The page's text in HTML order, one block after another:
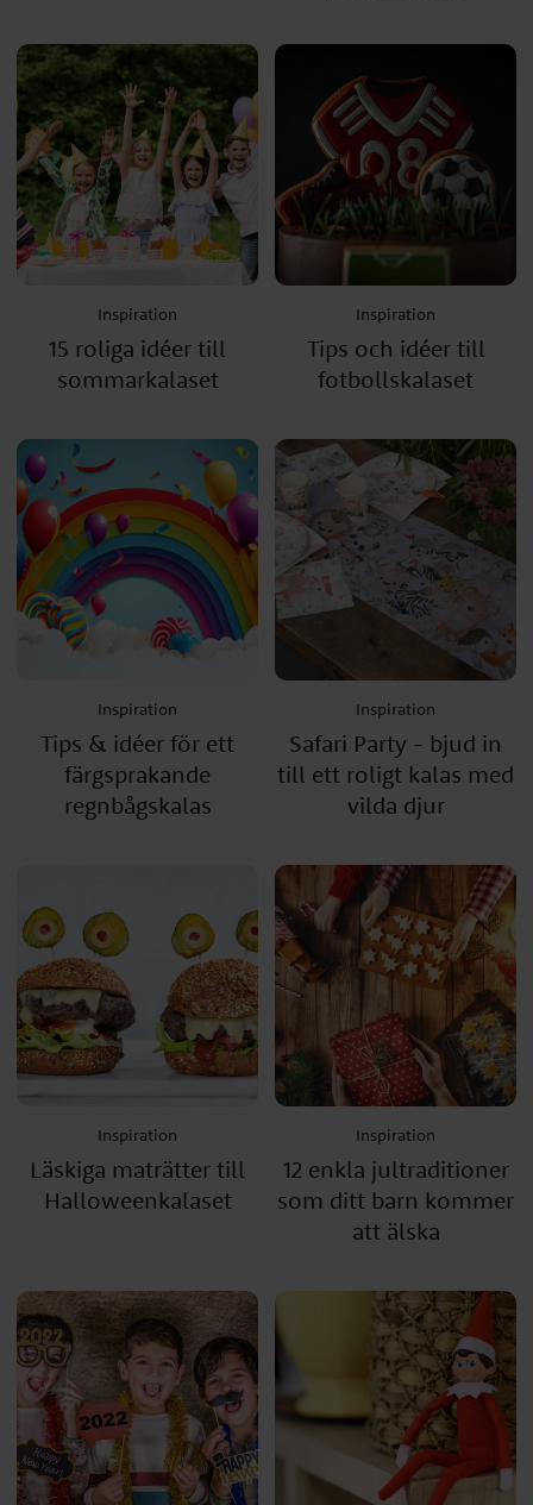
Inspiration
15 roliga idéer till
sommarkalaset
Inspiration
Tips och idéer till
fotbollskalaset
Inspiration
Tips & idéer för ett
färgsprakande
regnbågskalas
Inspiration
Safari Party - bjud in
till ett roligt kalas med
vilda djur
Inspiration
Läskiga maträtter till
Halloweenkalaset
Inspiration
12 enkla jultraditioner
som ditt barn kommer
att älska